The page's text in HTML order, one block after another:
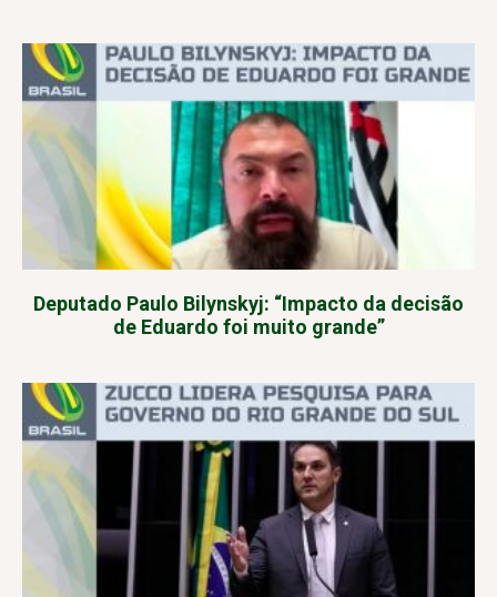
Deputado Paulo Bilynskyj: “Impacto da decisão
de Eduardo foi muito grande”